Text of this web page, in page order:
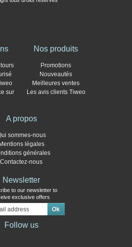
sur
Nos produits
Promotions
Nouveautés
Meilleures ventes
Les avis clients Tiweo
A propos
sommes-nous
Mentions légales
générales
Contactez-nous
Newsletter
to our newsletter to
exclusive offers
Follow us